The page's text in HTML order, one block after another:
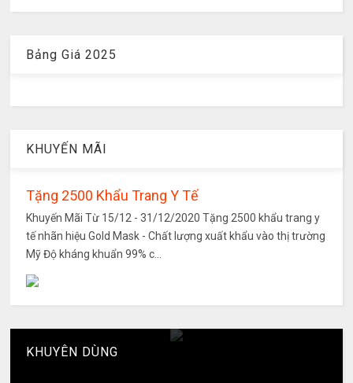
Bảng Giá 2025
KHUYẾN MÃI
Tặng 2500 Khẩu Trang Y Tế
Khuyến Mãi Từ 15/12 - 31/12/2020 Tặng 2500 khẩu trang y
tế nhãn hiệu Gold Mask - Chất lượng xuất khẩu vào thị trường
Mỹ Độ kháng khuẩn 99% c...
KHUYÊN DÙNG